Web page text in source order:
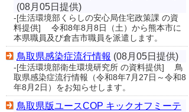
(08月05日提供)
-[生活環境部くらしの安心局住宅政策課 の資
料提供] 令和8年8月8日（土）から熊本市に
本県職員及び倉吉市職員を派遣します。
鳥取県感染症流行情報 (08月05日提供)
-[生活環境部衛生環境研究所 の資料提供] 鳥
取県感染症流行情報（令和8年7月27日～令和8
年8月2日）をお知らせします。
鳥取県版ユースCOP キックオフミーテ